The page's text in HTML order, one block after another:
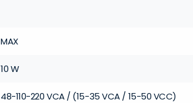
MAX
10 W
48-110-220 VCA / (15-35 VCA / 15-50 VCC)